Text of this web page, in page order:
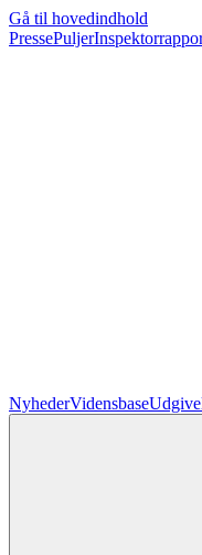
Gå til hovedindhold
PressePuljer
NyhederVidensbase